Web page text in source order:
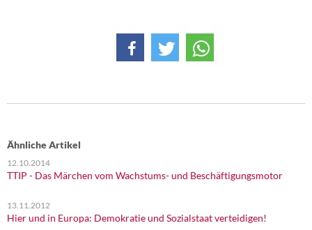
Ähnliche Artikel
12.10.2014
TTIP - Das Märchen vom Wachstums- und Beschäftigungsmotor
13.11.2012
Hier und in Europa: Demokratie und Sozialstaat verteidigen!